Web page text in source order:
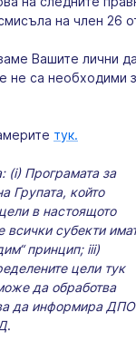
на член 26
Вашите лични
не са необходими
тук.
(i) Програмата за
Групата, който
в настоящото
всички субекти
принцип; iii)
цели тук
да обработва
да информира
.